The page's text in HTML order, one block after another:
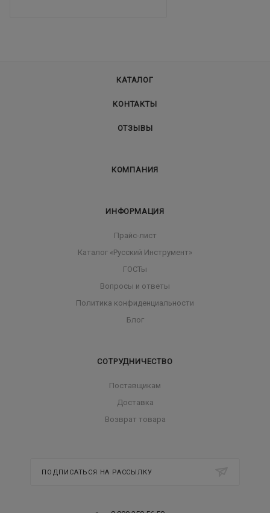
КАТАЛОГ
КОНТАКТЫ
ОТЗЫВЫ
КОМПАНИЯ
ИНФОРМАЦИЯ
Прайс-лист
Каталог «Русский Инструмент»
ГОСТы
Вопросы и ответы
Политика конфиденциальности
Блог
СОТРУДНИЧЕСТВО
Поставщикам
Доставка
Возврат товара
ПОДПИСАТЬСЯ НА РАССЫЛКУ